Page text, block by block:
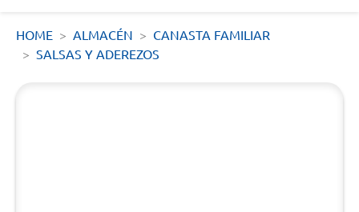
HOME ALMACÉN
CANASTA FAMILIAR
SALSAS Y ADEREZOS